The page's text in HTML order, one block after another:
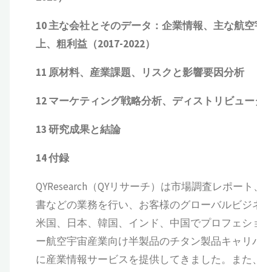
10主な会社とそのデータ：企業情報、主な航
上、粗利益（2017-2022）
11 原材料、産業課題、リスクと影響要因分析
12マーケティング戦略分析、ディストリビュー
13研究成果と結論
14付録
QYResearch（QYリサーチ）は市場調査レポー
書などの業務を行い、お客様のグローバルビジ
米国、日本、韓国、インド、中国でプロフェ
ー航空宇宙産業向け半製品のチタン製品キャ
に産業情報サービスを提供してきました。ま